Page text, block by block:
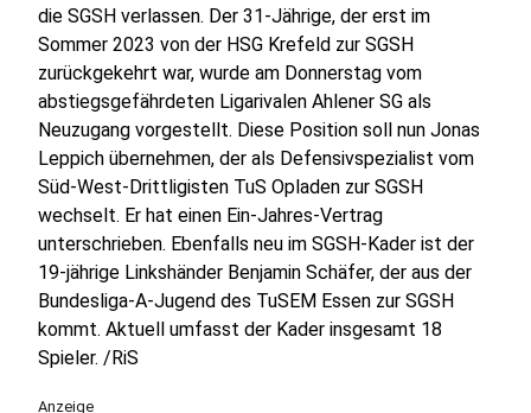
die SGSH verlassen. Der 31-Jährige, der erst im
Sommer 2023 von der HSG Krefeld zur SGSH
zurückgekehrt war, wurde am Donnerstag vom
abstiegsgefährdeten Ligarivalen Ahlener SG als
Neuzugang vorgestellt. Diese Position soll nun Jonas
Leppich übernehmen, der als Defensivspezialist vom
Süd-West-Drittligisten TuS Opladen zur SGSH
wechselt. Er hat einen Ein-Jahres-Vertrag
unterschrieben. Ebenfalls neu im SGSH-Kader ist der
19-jährige Linkshänder Benjamin Schäfer, der aus der
Bundesliga-A-Jugend des TuSEM Essen zur SGSH
kommt. Aktuell umfasst der Kader insgesamt 18
Spieler. /RiS
Anzeige